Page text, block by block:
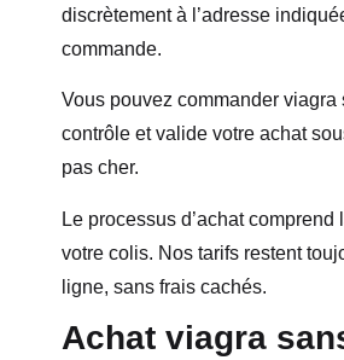
discrètement à l’adresse
commande.
Vous pouvez commander
contrôle et valide votre achat
pas cher.
Le processus d’achat
votre colis. Nos tarifs restent
ligne, sans frais cachés.
Achat viagra